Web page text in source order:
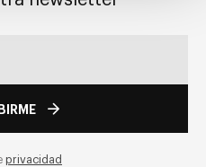
privacidad